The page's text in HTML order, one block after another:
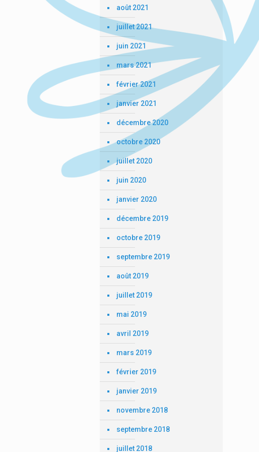
août 2021
juillet 2021
juin 2021
mars 2021
février 2021
janvier 2021
décembre 2020
octobre 2020
juillet 2020
juin 2020
janvier 2020
décembre 2019
octobre 2019
septembre 2019
août 2019
juillet 2019
mai 2019
avril 2019
mars 2019
février 2019
janvier 2019
novembre 2018
septembre 2018
juillet 2018